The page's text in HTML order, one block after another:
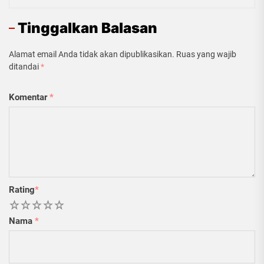
Tinggalkan Balasan
Alamat email Anda tidak akan dipublikasikan. Ruas yang wajib
ditandai*
Komentar*
Rating*
5
4
3
2
Nama *